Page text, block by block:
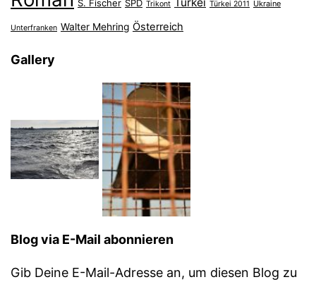
S. Fischer SPD Trikont Türkei Türkei 2011 Ukraine
Unterfranken Walter Mehring Österreich
Gallery
Blog via E-Mail abonnieren
Gib Deine E-Mail-Adresse an, um diesen Blog zu